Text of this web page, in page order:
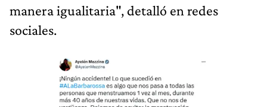
manera igualitaria", detalló en redes
sociales.